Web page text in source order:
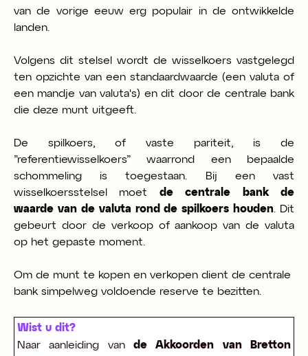
van de vorige eeuw erg populair in de ontwikkelde
landen.
Volgens dit stelsel wordt de wisselkoers vastgelegd
ten opzichte van een standaardwaarde (een valuta of
een mandje van valuta's) en dit door de centrale bank
die deze munt uitgeeft.
De spilkoers, of vaste pariteit, is de
”referentiewisselkoers” waarrond een bepaalde
schommeling is toegestaan. Bij een vast
wisselkoersstelsel moet de
centrale bank de
waarde van de valuta rond de spilkoers houden . Dit
gebeurt door de verkoop of aankoop van de valuta
op het gepaste moment.
Om de munt te kopen en verkopen dient de centrale
bank simpelweg voldoende reserve te bezitten.
Wist u dit?
Naar aanleiding van de Akkoorden van Bretton